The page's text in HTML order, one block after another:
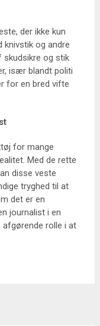
der ikke kun
knivstik og andre
skudsikre og stik
især blandt politi
for en bred vifte
for mange
Med de rette
disse veste
tryghed til at
det er en
journalist i en
afgørende rolle i at